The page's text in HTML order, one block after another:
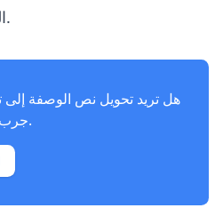
المفضلة في مكان واحد.
هل تريد تحويل نص الوصفة
جرب.